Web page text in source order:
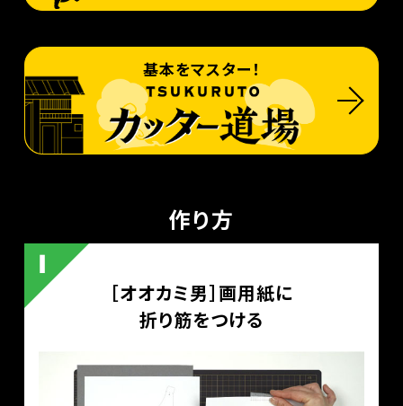
基本をマスター！
作り方
［オオカミ男］画用紙に
折り筋をつける